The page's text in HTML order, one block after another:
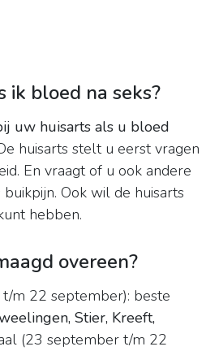
ik bloed na seks?
uw huisarts als u bloed
huisarts stelt u eerst vragen
En vraagt of u ook andere
Ook wil de huisarts
hebben.
overeen?
m 22 september): beste
Stier, Kreeft,
(23 september t/m 22